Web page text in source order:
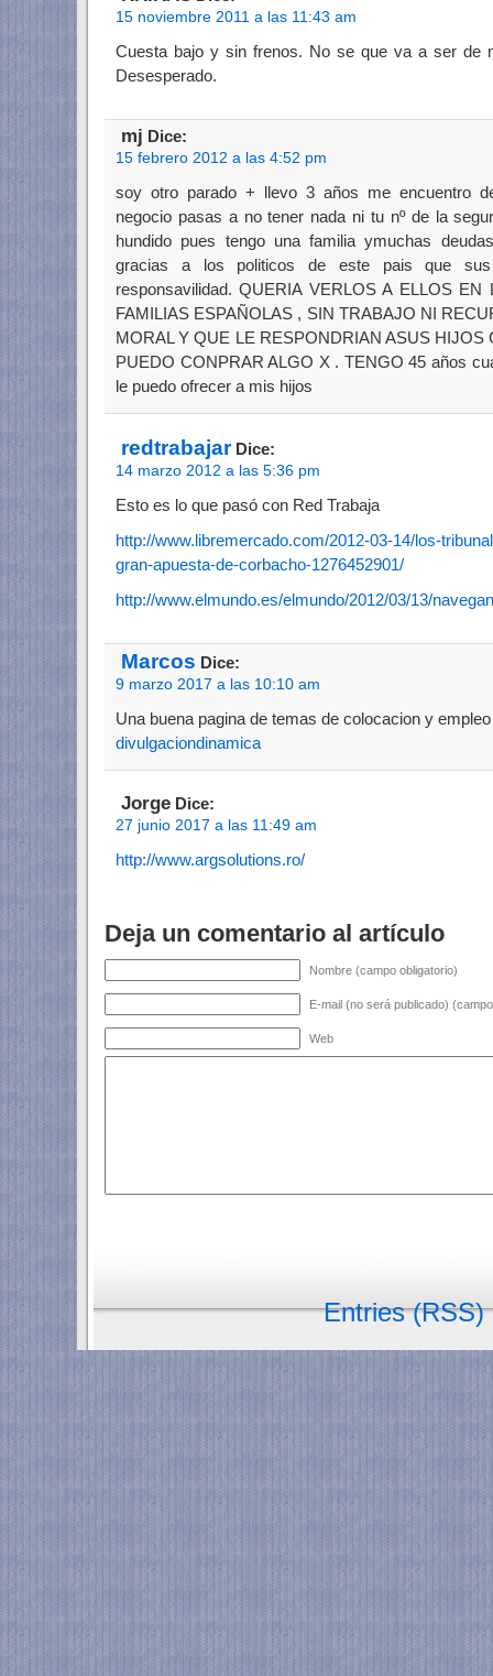
15 noviembre 2011 a las 11:43 am
Cuesta bajo y sin frenos. No se que va a ser de
Desesperado.
mj Dice:
15 febrero 2012 a las 4:52 pm
soy otro parado + llevo 3 años me encuentro
negocio pasas a no tener nada ni tu nº de la
hundido pues tengo una familia ymuchas
gracias a los politicos de este pais que
responsavilidad. QUERIA VERLOS A ELLOS
FAMILIAS ESPAÑOLAS , SIN TRABAJO NI
MORAL Y QUE LE RESPONDRIAN ASUS HIJOS
PUEDO CONPRAR ALGO X . TENGO 45 años
le puedo ofrecer a mis hijos
redtrabajarDice:
14 marzo 2012 a las 5:36 pm
Esto es lo que pasó con Red Trabaja
http://www.libremercado.com/2012-03-14/los-
gran-apuesta-de-corbacho-1276452901/
http://www.elmundo.es/elmundo/2012/03/13/
Marcos Dice:
9 marzo 2017 a las 10:10 am
Una buena pagina de temas de colocacion y empleo
divulgaciondinamica
Jorge Dice:
27 junio 2017 a las 11:49 am
http://www.argsolutions.ro/
Deja un comentario al artículo
Nombre (campo obligatorio)
E-mail (no será publicado)
Web
Entries (RSS)